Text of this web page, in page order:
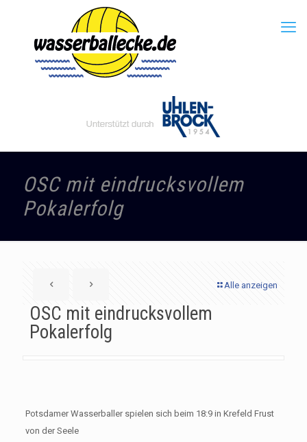
OSC mit eindrucksvollem
Pokalerfolg
Alle anzeigen
OSC mit eindrucksvollem
Pokalerfolg
Potsdamer Wasserballer spielen sich beim 18:9 in Krefeld Frust
von der Seele